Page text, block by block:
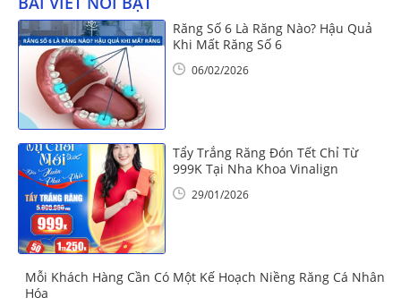
Răng Số 6 Là Răng Nào? Hậu Quả
Khi Mất Răng Số 6
06/02/2026
Tẩy Trắng Răng Đón Tết Chỉ Từ
999K Tại Nha Khoa Vinalign
29/01/2026
Mỗi Khách Hàng Cần Có Một Kế Hoạch Niềng Răng Cá Nhân
Hóa